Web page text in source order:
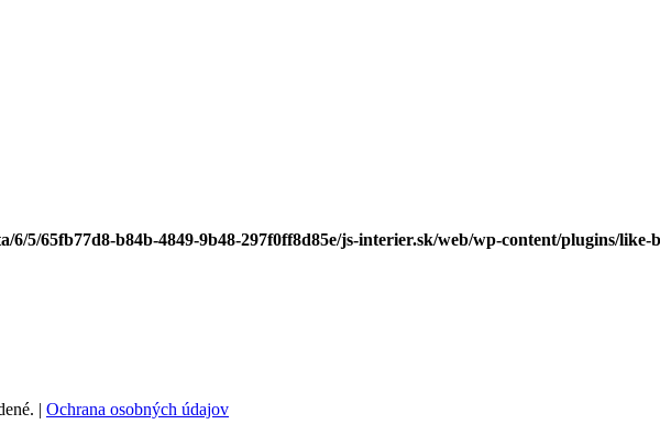
6/5/65fb77d8-b84b-4849-9b48-297f0ff8d85e/js-interier.sk/web/wp-content/plugins/
| Ochrana osobných údajov